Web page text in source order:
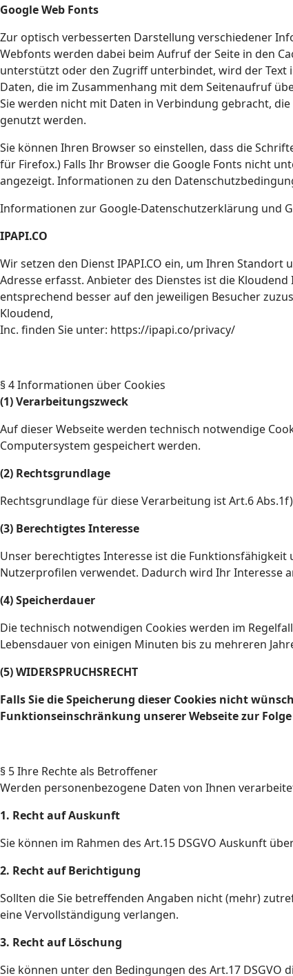
Google Web Fonts
Zur optisch verbesserten Darstellung verschiedener
Webfonts werden dabei beim Aufruf der Seite in den
unterstützt oder den Zugriff unterbindet, wird der Text
Daten, die im Zusammenhang mit dem Seitenaufruf
Sie werden nicht mit Daten in Verbindung gebracht,
genutzt werden.
Sie können Ihren Browser so einstellen, dass die
für Firefox.) Falls Ihr Browser die Google Fonts nicht
angezeigt. Informationen zu den
Informationen zur Google-Datenschutzerklärung und
IPAPI.CO
Wir setzen den Dienst IPAPI.CO ein, um Ihren
Adresse erfasst. Anbieter des Dienstes ist die
entsprechend besser auf den jeweiligen Besucher
Kloudend,
Inc. finden Sie unter: https://ipapi.co/privacy/
§ 4 Informationen über Cookies
(1) Verarbeitungszweck
Auf dieser Webseite werden technisch notwendige
Computersystem gespeichert werden.
(2) Rechtsgrundlage
Rechtsgrundlage für diese Verarbeitung ist Art.6 Abs.1f)
(3) Berechtigtes Interesse
Unser berechtigtes Interesse ist die
Nutzerprofilen verwendet. Dadurch wird Ihr Interesse
(4) Speicherdauer
Die technisch notwendigen Cookies werden im
Lebensdauer von einigen Minuten bis zu mehreren
(5) WIDERSPRUCHSRECHT
Falls Sie die Speicherung dieser Cookies nicht
Funktionseinschränkung unserer Webseite zur
§ 5 Ihre Rechte als Betroffener
Werden personenbezogene Daten von Ihnen
1. Recht auf Auskunft
Sie können im Rahmen des Art.15 DSGVO Auskunft
2. Recht auf Berichtigung
Sollten die Sie betreffenden Angaben nicht (mehr)
eine Vervollständigung verlangen.
3. Recht auf Löschung
Sie können unter den Bedingungen des Art.17